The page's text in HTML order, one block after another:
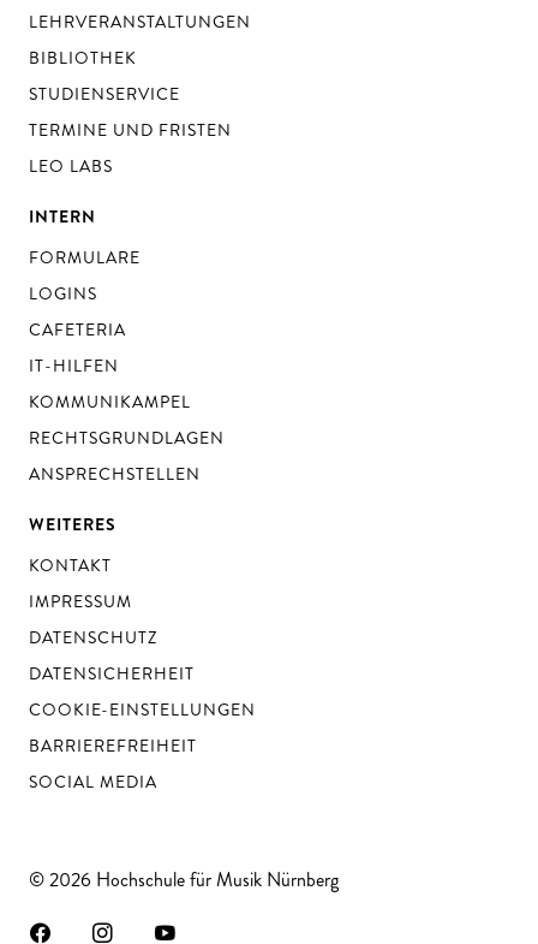
LEHRVERANSTALTUNGEN
BIBLIOTHEK
STUDIENSERVICE
TERMINE UND FRISTEN
LEO LABS
INTERN
FORMULARE
LOGINS
CAFETERIA
IT-HILFEN
KOMMUNIKAMPEL
RECHTSGRUNDLAGEN
ANSPRECHSTELLEN
WEITERES
KONTAKT
IMPRESSUM
DATENSCHUTZ
DATENSICHERHEIT
COOKIE-EINSTELLUNGEN
BARRIEREFREIHEIT
SOCIAL MEDIA
© 2026 Hochschule für Musik Nürnberg